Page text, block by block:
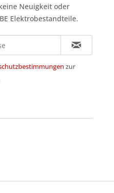
Neuigkeit oder
Elektrobestandteile.
zur